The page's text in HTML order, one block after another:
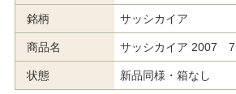
銘柄 サッシカイア
商品名 サッシカイア 2007
状態 新品同様・箱なし